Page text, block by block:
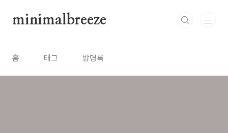
minimalbreeze
홈 태그 방명록